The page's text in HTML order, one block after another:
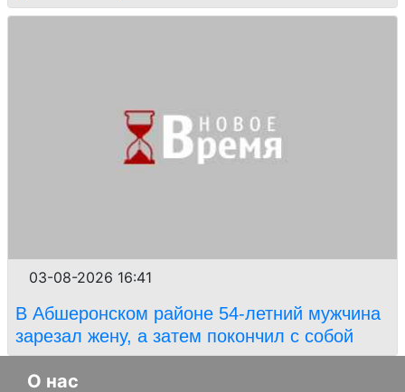
03-08-2026 16:41
В Абшеронском районе 54-летний мужчина
зарезал жену, а затем покончил с собой
О нас